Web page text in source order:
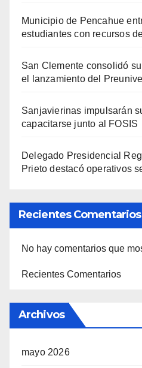
Municipio de Pencahue
estudiantes con recursos
San Clemente consolidó
el lanzamiento del
Sanjavierinas impulsarán
capacitarse junto al FOSIS
Delegado Presidencial
Prieto destacó operativos
Recientes Comentarios
No hay comentarios que
Recientes Comentarios
Archivos
mayo 2026